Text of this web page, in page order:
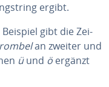
ergibt.
gibt die Zei­
an zweiter und
üund ö ergänzt